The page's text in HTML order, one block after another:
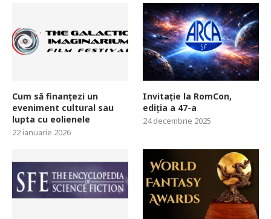
Cum să finanțezi un
eveniment cultural sau
lupta cu eolienele
22 ianuarie 2026
Invitație la RomCon,
ediția a 47-a
24 decembrie 2025